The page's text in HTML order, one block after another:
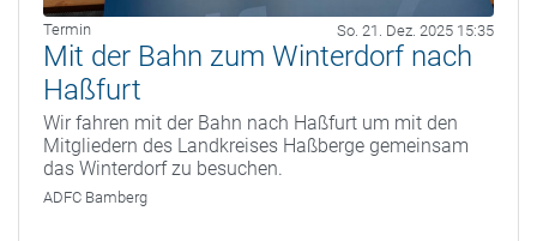
Termin So. 21. Dez. 2025 15:35
Mit der Bahn zum Winterdorf nach
Haßfurt
Wir fahren mit der Bahn nach Haßfurt um mit den
Mitgliedern des Landkreises Haßberge gemeinsam
das Winterdorf zu besuchen.
ADFC Bamberg